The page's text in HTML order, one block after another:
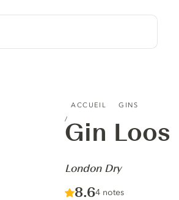
ACCUEIL GINS
Gin Loos
-
London Dry
Score :
8.6/ 10
4 notes